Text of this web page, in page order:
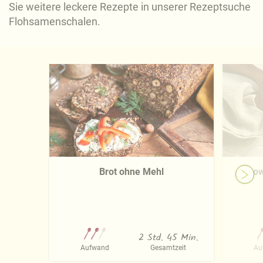
Sie weitere leckere Rezepte in unserer Rezeptsuche
Flohsamenschalen.
Brot ohne Mehl
Aufwand
2 Std. 45 Min.
Gesamtzeit